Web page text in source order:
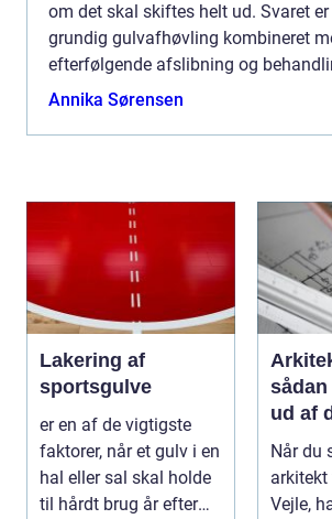
om det skal skiftes helt ud. Svaret
grundig gulvafhøvling kombineret
efterfølgende afslibning og
gulvet et helt nyt liv. Det kræv...
Annika Sørensen
Lakering af
sportsgulve
er en af de vigtigste
faktorer, når et gulv i en
hal eller sal skal holde
til hårdt brug år efter
ud af
Når du
arkitekt
Vejle,